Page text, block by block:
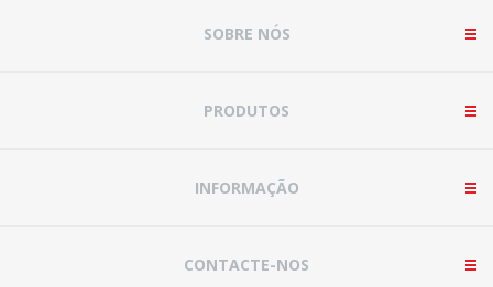
SOBRE NÓS
PRODUTOS
INFORMAÇÃO
CONTACTE-NOS